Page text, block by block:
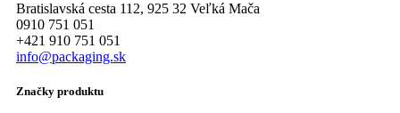
Bratislavská cesta 112, 925 32 Veľká Mača
0910 751 051
+421 910 751 051
info@packaging.sk
Značky produktu